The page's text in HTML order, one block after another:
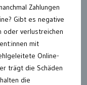
Zahlungen
Gibt es negative
oder verlustreichen
mit
Online-
trägt die Schäden
die